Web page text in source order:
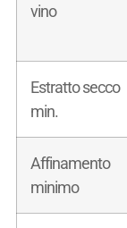
vino
Estratto secco
min.
Affinamento
minimo